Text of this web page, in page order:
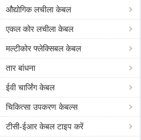
औद्योगिक लचीला केबल
एकल कोर लचीला केबल
मल्टीकोर फ्लेक्सिबल केबल
तार बांधना
ईवी चार्जिंग केबल
चिकित्सा उपकरण केबल्स
टीसी-ईआर केबल टाइप करें